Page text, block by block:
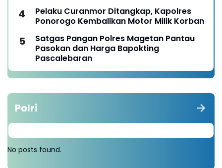
Pelaku Curanmor Ditangkap, Kapolres
Ponorogo Kembalikan Motor Milik Korban
Satgas Pangan Polres Magetan Pantau
Pasokan dan Harga Bapokting
Pascalebaran
Polri
No posts found.